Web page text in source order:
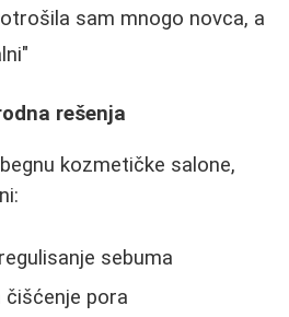
sam mnogo novca, a
rešenja
kozmetičke salone,
sebuma
čišćenje pora